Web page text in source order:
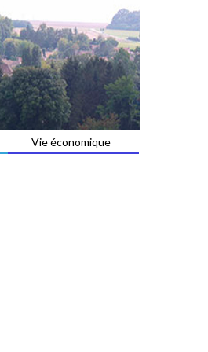
Vie économique